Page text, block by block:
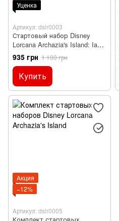
Уценка
Артикул: dslr0003
Стартовый набор Disney
Lorcana Archazia's Island: Iago
& Jafar
935 грн 1 100 грн
Купить
Акция
−12%
Артикул: dslr0005